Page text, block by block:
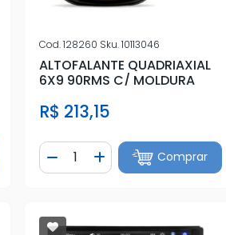
Cod.128260 Sku.10113046
ALTOFALANTE QUADRIAXIAL
6X9 90RMS C/ MOLDURA
R$ 213,15
Diminuir Quantidade
Quantidade
Adicionar Quantidade
Comprar